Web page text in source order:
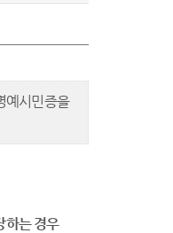
예시민증을
하는 경우